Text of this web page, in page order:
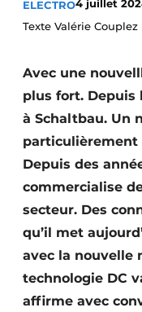
Termes et
Video’s
ELECTRO4 juillet
Texte Valérie
Avec une
plus fort. Depuis
à Schaltbau. Un
particulièrement
Depuis des
commercialise
secteur. Des
qu’il met
avec la nouvelle
technologie DC
affirme avec